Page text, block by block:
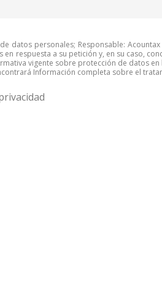
datos personales; Responsable:
en respuesta a su petición y, en su caso,
vigente sobre protección de datos
Información completa sobre el